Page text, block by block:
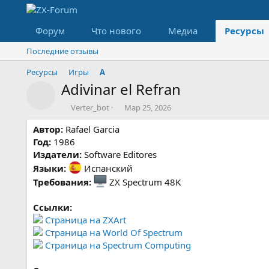
Форум Что нового Медиа Ресурсы
Последние отзывы
Ресурсы
Игры A
Значок ресурса
Adivinar el Refran
А
в
т
о
Verter_bot
Д
а
с
о
з
д
и
я
Мар 25, 2026
Автор:Rafael Garcia
Год:1986
Издатели:Software Editores
Языки:
Испанский
Требования:
ZX Spectrum 48K
Ссылки:
Страница на ZXArt
Страница на World Of Spectrum
Страница на Spectrum Computing